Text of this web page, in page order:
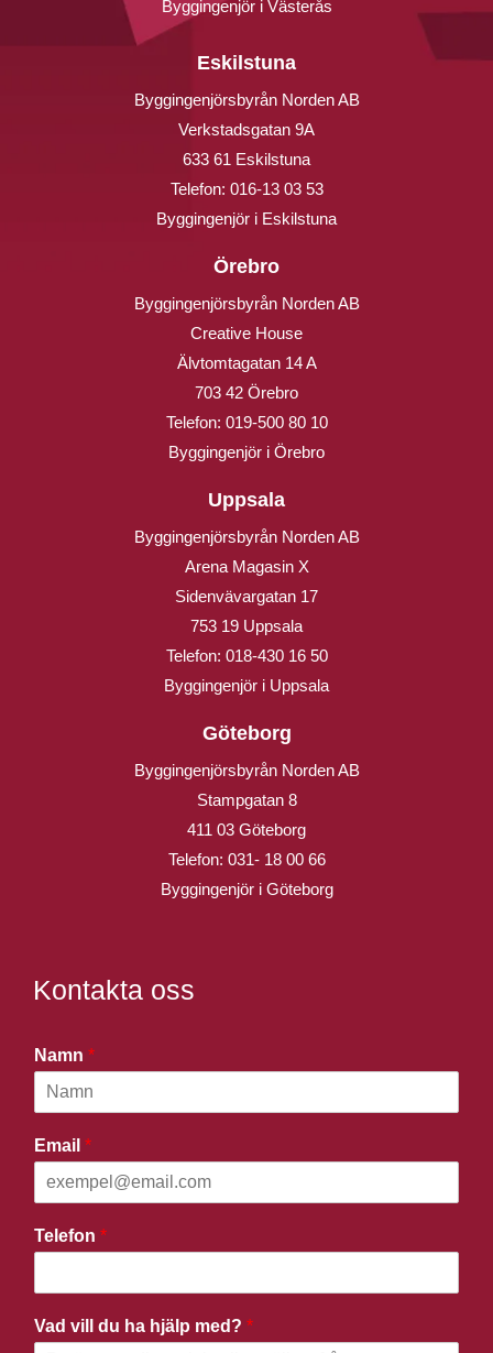
Byggingenjör i Västerås
Eskilstuna
Byggingenjörsbyrån Norden AB
Verkstadsgatan 9A
633 61 Eskilstuna
Telefon: 016-13 03 53
Byggingenjör i Eskilstuna
Örebro
Byggingenjörsbyrån Norden AB
Creative House
Älvtomtagatan 14 A
703 42 Örebro
Telefon: 019-500 80 10
Byggingenjör i Örebro
Uppsala
Byggingenjörsbyrån Norden AB
Arena Magasin X
Sidenvävargatan 17
753 19 Uppsala
Telefon: 018-430 16 50
Byggingenjör i Uppsala
Göteborg
Byggingenjörsbyrån Norden AB
Stampgatan 8
411 03 Göteborg
Telefon: 031- 18 00 66
Byggingenjör i Göteborg
Kontakta oss
Namn *
Email *
Telefon *
Vad vill du ha hjälp med? *